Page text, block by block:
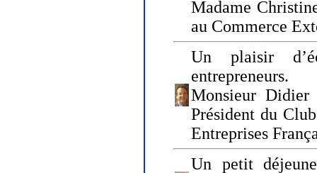
Madame
au Commerce
Un plaisir
entrepreneurs.
Monsieur
Président du
Entreprises
Un petit